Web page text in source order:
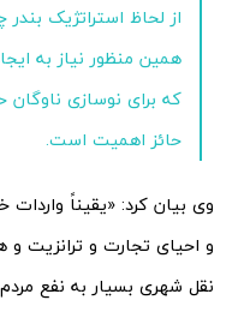
از لحاظ استراتژیک بندر
همین منظور نیاز به
که برای نوسازی ناوگان
حائز اهمیت است.
وی بیان کرد: «یقیناً
و احیای تجارت و ترانزیت
نقل شهری بسیار به نفع